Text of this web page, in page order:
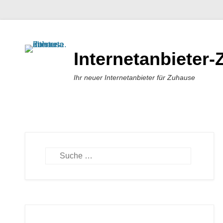
Internetanbieter-
Ihr neuer Internetanbieter für Zuhause
Suchen